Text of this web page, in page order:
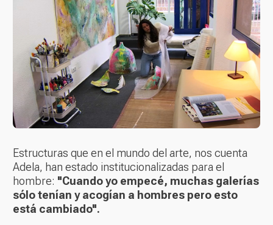
Estructuras que en el mundo del arte, nos cuenta
Adela, han estado institucionalizadas para el
hombre: "Cuando yo empecé, muchas galerías
sólo tenían y acogían a hombres pero esto
está cambiado".